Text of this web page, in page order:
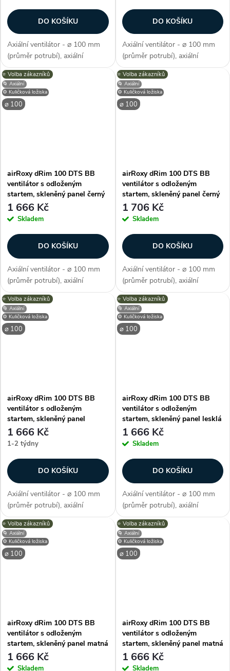
DO KOŠÍKU
Axiální ventilátor - ⌀ 100 mm
(průměr potrubí), axiální
konstrukce, průtok vzduchu 93
m3/h, barva zlatý hliník, příkon
8 W, napětí 230 V, krytí IP X2,
hlučnost 26 dB/A, max....
DO KOŠÍKU
Axiální ventilátor - ⌀ 100 mm
(průměr potrubí), axiální
konstrukce, průtok vzduchu 93
m3/h, barva bílý mramor, příkon
8 W, napětí 230 V, krytí IP X2,
hlučnost 26 dB/A, max....
⚙️ Kuličková ložiska
⌀ 100
⭐️ Volba zákazníků
🌀 Axiální
airRoxy dRim 100 DTS BB
ventilátor s odloženým
startem, skleněný panel černý
1 666 Kč
Skladem
DO KOŠÍKU
Axiální ventilátor - ⌀ 100 mm
(průměr potrubí), axiální
konstrukce, průtok vzduchu 93
m3/h, barva černá, příkon 8 W,
napětí 230 V, krytí IP X2,
hlučnost 26 dB/A, max.
provozní...
⚙️ Kuličková ložiska
⌀ 100
⭐️ Volba zákazníků
🌀 Axiální
airRoxy dRim 100 DTS BB
ventilátor s odloženým
startem, skleněný panel černý
mramor
1 706 Kč
Skladem
DO KOŠÍKU
Axiální ventilátor - ⌀ 100 mm
(průměr potrubí), axiální
konstrukce, průtok vzduchu 93
m3/h, barva černá, příkon 8 W,
napětí 230 V, krytí IP X2,
hlučnost 26 dB/A, max.
provozní...
⚙️ Kuličková ložiska
⌀ 100
⭐️ Volba zákazníků
🌀 Axiální
airRoxy dRim 100 DTS BB
ventilátor s odloženým
startem, skleněný panel
červený
1 666 Kč
1-2 týdny
DO KOŠÍKU
Axiální ventilátor - ⌀ 100 mm
(průměr potrubí), axiální
konstrukce, průtok vzduchu 93
m3/h, barva červená, příkon 8
W, napětí 230 V, krytí IP X2,
hlučnost 26 dB/A, max.
provozní...
⚙️ Kuličková ložiska
⌀ 100
⭐️ Volba zákazníků
🌀 Axiální
airRoxy dRim 100 DTS BB
ventilátor s odloženým
startem, skleněný panel lesklá
bílá
1 666 Kč
Skladem
DO KOŠÍKU
Axiální ventilátor - ⌀ 100 mm
(průměr potrubí), axiální
konstrukce, průtok vzduchu 93
m3/h, barva bílá, příkon 8 W,
napětí 230 V, krytí IP X2,
hlučnost 26 dB/A, max.
provozní...
⚙️ Kuličková ložiska
⌀ 100
⭐️ Volba zákazníků
🌀 Axiální
airRoxy dRim 100 DTS BB
ventilátor s odloženým
startem, skleněný panel matná
bílá
1 666 Kč
Skladem
⚙️ Kuličková ložiska
⌀ 100
⭐️ Volba zákazníků
🌀 Axiální
airRoxy dRim 100 DTS BB
ventilátor s odloženým
startem, skleněný panel matná
černá
1 666 Kč
Skladem